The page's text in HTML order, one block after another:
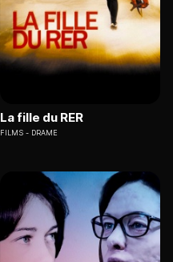
La fille du RER
FILMS DRAME